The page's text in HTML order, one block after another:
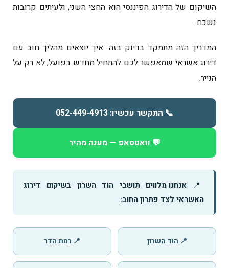
השיקום של הדירוג הפיננסי הוא החצי השני, ולעיתים קרובות
נשכח.
המדריך הזה מתמקד בדיוק בזה. איך יוצאים מהליך חוב עם
דירוג אשראי שמאפשר לכם להתחיל מחדש בפועל, לא רק על
הנייר.
📞 התקשר עכשיו: 052-449-4913
💬 וואטסאפ — מענה מהיר
📍 אנחנו מלווים תושבי הוד השרון בשיקום דירוג
האשראי לצד פתרון החוב:
📍 הוד השרון 📍 רמת הדר